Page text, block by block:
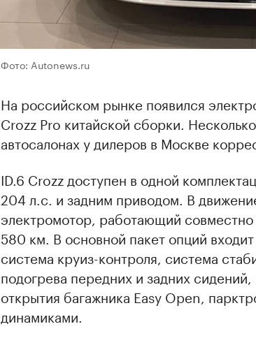
Фото: Autonews.ru
На российском рынке появился
Crozz Pro китайской сборки.
автосалонах у дилеров в Москве
ID.6 Crozz доступен в одной
204 л.с. и задним приводом. В
электромотор, работающий
580 км. В основной пакет опций
система круиз-контроля, система
подогрева передних и задних
открытия багажника Easy Open,
динамиками.